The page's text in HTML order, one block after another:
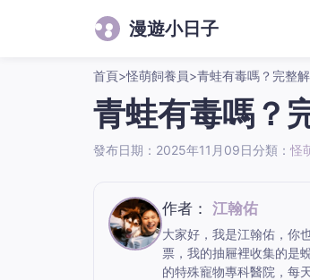
漫遊小日子
首頁>怪萌飼養員>青蛙有毒嗎？完整
青蛙有毒嗎？
發布日期：2025年11月09日分類： 怪
作者： 江翰佑
大家好，我是江翰佑，你
票，我的抽屜裡收集的是
的特殊寵物專科醫院，每